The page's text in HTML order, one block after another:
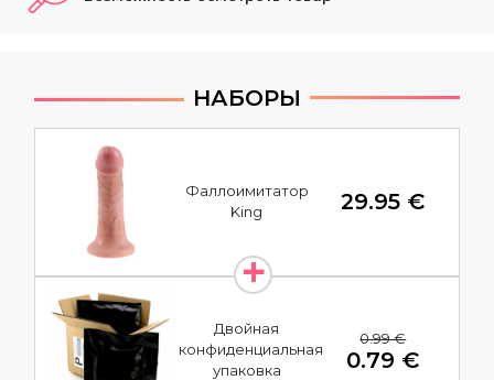
НАБОРЫ
Фаллоимитатор
King
29.95 €
Двойная
конфиденциальная
упаковка
0.99 €
0.79 €